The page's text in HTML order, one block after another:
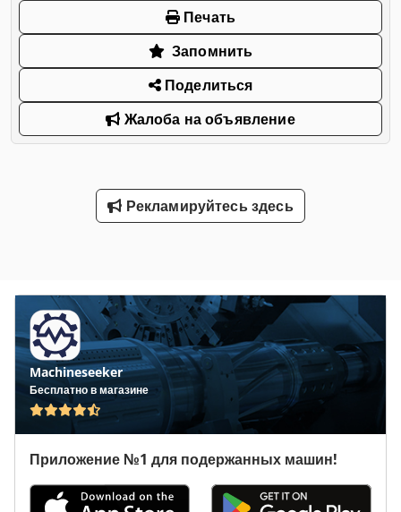
Печать
Запомнить
Поделиться
Жалоба на объявление
Рекламируйтесь здесь
Machineseeker
Бесплатно в магазине
Приложение №1 для подержанных машин!